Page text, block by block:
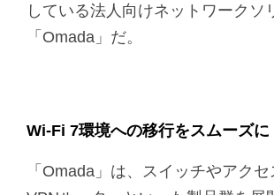
している法人向けネットワークソ
「Omada」だ。
Wi-Fi 7環境への移行をスムーズに
「Omada」は、スイッチやアクセ